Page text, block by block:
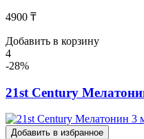
4900 ₸
Добавить в корзину
4
-28%
21st Century
Добавить в избранное